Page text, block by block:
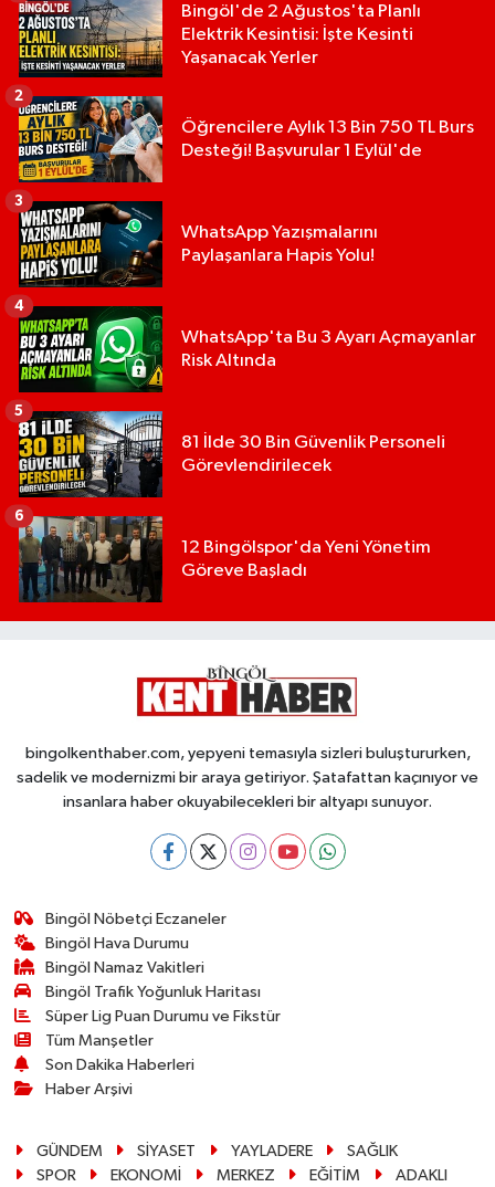
Bingöl'de 2 Ağustos'ta Planlı
Elektrik Kesintisi: İşte Kesinti
Yaşanacak Yerler
Öğrencilere Aylık 13 Bin 750 TL Burs
Desteği! Başvurular 1 Eylül'de
2
WhatsApp Yazışmalarını
Paylaşanlara Hapis Yolu!
3
WhatsApp'ta Bu 3 Ayarı Açmayanlar
Risk Altında
4
81 İlde 30 Bin Güvenlik Personeli
Görevlendirilecek
5
12 Bingölspor'da Yeni Yönetim
Göreve Başladı
6
bingolkenthaber.com, yepyeni temasıyla sizleri buluştururken,
sadelik ve modernizmi bir araya getiriyor. Şatafattan kaçınıyor ve
insanlara haber okuyabilecekleri bir altyapı sunuyor.
Bingöl Nöbetçi Eczaneler
Bingöl Hava Durumu
Bingöl Namaz Vakitleri
Bingöl Trafik Yoğunluk Haritası
Süper Lig Puan Durumu ve Fikstür
Tüm Manşetler
Son Dakika Haberleri
Haber Arşivi
GÜNDEM SİYASET YAYLADERE
SAĞLIK
SPOR
EKONOMİ MERKEZ EĞİTİM ADAKLI